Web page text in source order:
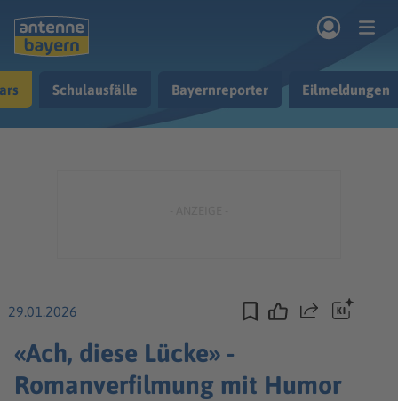
Ratgeber
Schulausfälle Bayernreporter Eilmeldungen
29.01.2026 Teilen
«Ach, diese Lücke» -
Romanverfilmung mit Humor